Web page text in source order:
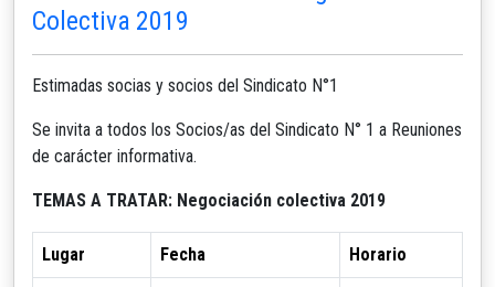
Colectiva 2019
Estimadas socias y socios del Sindicato N°1
Se invita a todos los Socios/as del Sindicato N° 1 a Reuniones
de carácter informativa.
TEMAS A TRATAR: Negociación colectiva 2019
Lugar Fecha Horario